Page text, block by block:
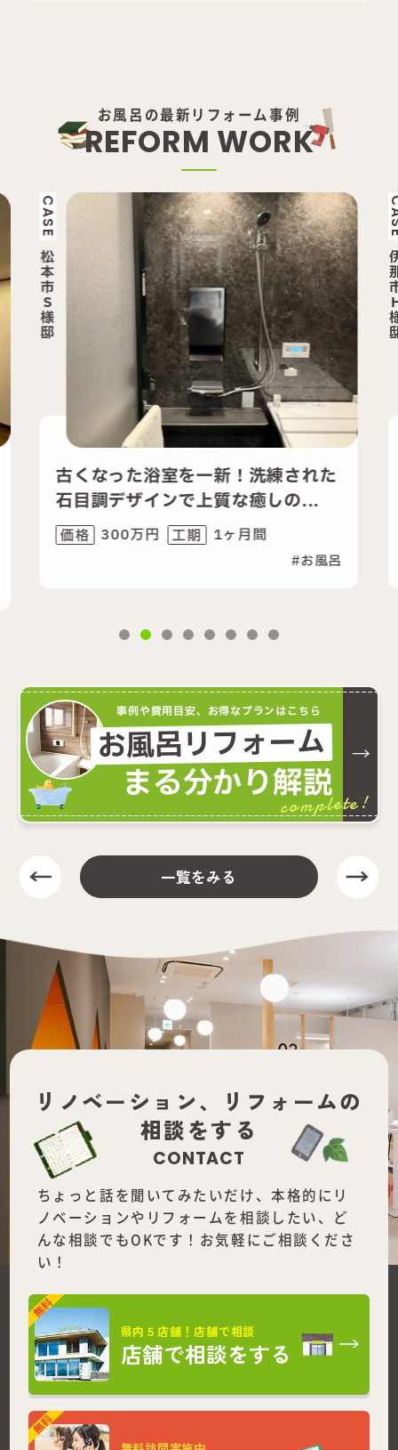
お風呂の最新リフォーム事例
REFORM WORK
された
CASE
伊
那
快適なバスタイムを叶える浴室
リフォーム
価格 420万円 工期
お風呂
事例や費用目安、お得なプランはこちら
お風呂リフォーム
まる分かり解説
complete!
一覧をみる
リノベーション、
リフォームの
相談をする
CONTACT
ちょっと話を聞いてみたいだけ、本格的にリ
ノベーションやリフォームを相談したい、ど
んな相談でもOKです！お気軽にご相談くださ
い！
県内５店舗！店舗で相談
店舗で相談をする